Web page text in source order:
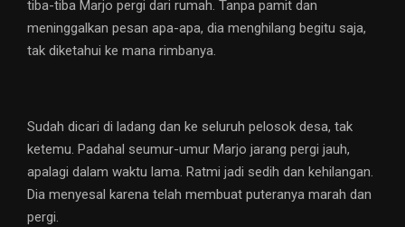
tiba-tiba Marjo pergi dari rumah. Tanpa pamit dan
meninggalkan pesan apa-apa, dia menghilang begitu saja,
tak diketahui ke mana rimbanya.
Sudah dicari di ladang dan ke seluruh pelosok desa, tak
ketemu. Padahal seumur-umur Marjo jarang pergi jauh,
apalagi dalam waktu lama. Ratmi jadi sedih dan kehilangan.
Dia menyesal karena telah membuat puteranya marah dan
pergi.